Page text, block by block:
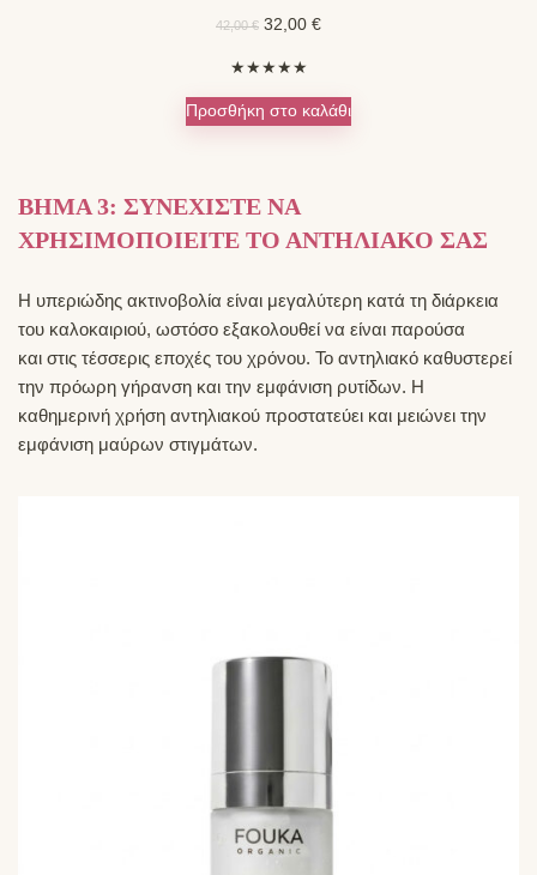
42,00€ Original
42,00 €.
32,00 €Η
είναι:
★ ★ ★ ★ ★
Προσθήκη στο καλάθι
ΒΗΜΑ 3: ΣΥΝΕΧΙΣΤΕ ΝΑ
ΧΡΗΣΙΜΟΠΟΙΕΙΤΕ ΤΟ ΑΝΤΗΛΙΑΚΟ ΣΑΣ
Η υπεριώδης ακτινοβολία είναι μεγαλύτερη κατά τη διάρκεια
του καλοκαιριού, ωστόσο εξακολουθεί να είναι παρούσα
και στις τέσσερις εποχές του χρόνου. Το αντηλιακό καθυστερεί
την πρόωρη γήρανση και την εμφάνιση ρυτίδων. Η
καθημερινή χρήση αντηλιακού προστατεύει και μειώνει την
εμφάνιση μαύρων στιγμάτων.